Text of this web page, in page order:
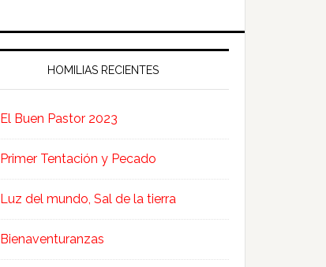
HOMILIAS RECIENTES
El Buen Pastor 2023
Primer Tentación y Pecado
Luz del mundo, Sal de la tierra
Bienaventuranzas